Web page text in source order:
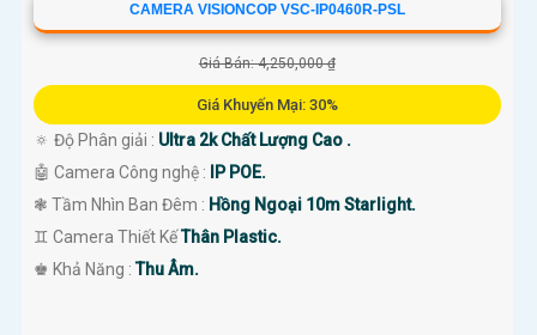
CAMERA VISIONCOP VSC-IP0460R-PSL
Giá Bán: 4,250,000 ₫
Giá Khuyến Mại: 30%
🔅 Độ Phân giải : Ultra 2k Chất Lượng Cao .
🤖️ Camera Công nghệ :
IP POE.
❃ Tầm Nhìn Ban Đêm : Hồng Ngoại 10m Starlight.
♊ Camera Thiết KếThân Plastic.
️♚ Khả Năng :Thu Âm.